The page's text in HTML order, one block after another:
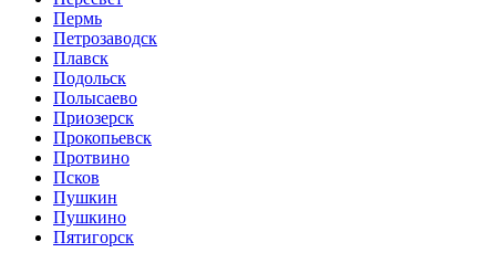
Пермь
Петрозаводск
Плавск
Подольск
Полысаево
Приозерск
Прокопьевск
Протвино
Псков
Пушкин
Пушкино
Пятигорск